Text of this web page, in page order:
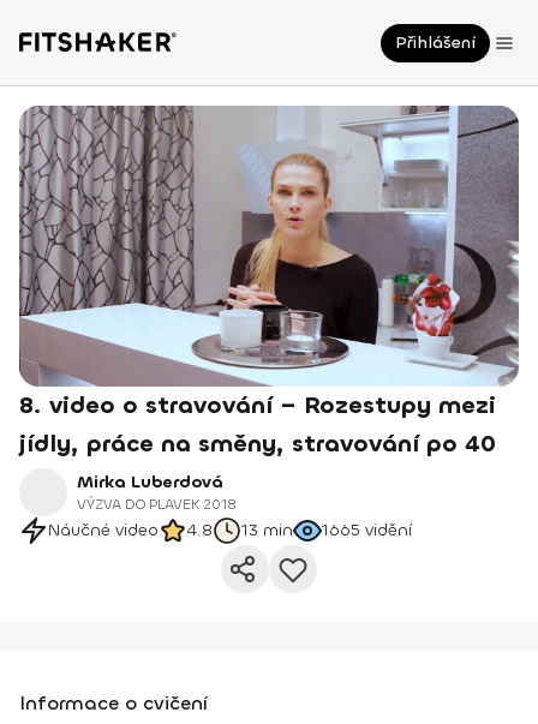
Přihlášení
8. video o stravování – Rozestupy mezi
jídly, práce na směny, stravování po 40
Mirka Luberdová
VÝZVA DO PLAVEK 2018
Náučné video 4.8 13 min 1665 vidění
Informace o cvičení